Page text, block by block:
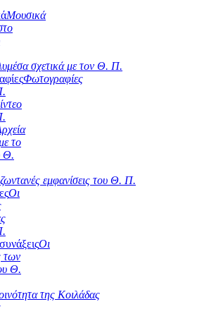
Μουσικά
σχετικά με τον Θ. Π.
Φωτογραφίες
το
Θ.
εμφανίσεις του Θ. Π.
Οι
Οι
των
Θ.
της Κοιλάδας